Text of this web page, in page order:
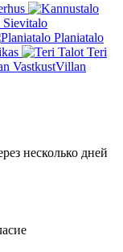
Sievitalo
Planiatalo
Teri
VastkustVillan
несколько дней